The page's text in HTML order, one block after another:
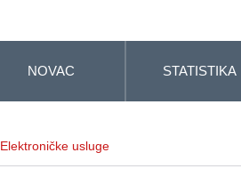
NOVAC STATISTIKA
Elektroničke usluge